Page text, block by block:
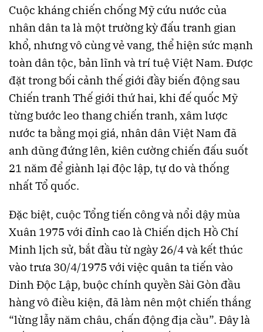
Cuộc kháng chiến chống Mỹ cứu nước của
nhân dân ta là một trường kỳ đấu tranh gian
khổ, nhưng vô cùng vẻ vang, thể hiện sức mạnh
toàn dân tộc, bản lĩnh và trí tuệ Việt Nam. Được
đặt trong bối cảnh thế giới đầy biến động sau
Chiến tranh Thế giới thứ hai, khi đế quốc Mỹ
từng bước leo thang chiến tranh, xâm lược
nước ta bằng mọi giá, nhân dân Việt Nam đã
anh dũng đứng lên, kiên cường chiến đấu suốt
21 năm để giành lại độc lập, tự do và thống
nhất Tổ quốc.
Đặc biệt, cuộc Tổng tiến công và nổi dậy mùa
Xuân 1975 với đỉnh cao là Chiến dịch Hồ Chí
Minh lịch sử, bắt đầu từ ngày 26/4 và kết thúc
vào trưa 30/4/1975 với việc quân ta tiến vào
Dinh Độc Lập, buộc chính quyền Sài Gòn đầu
hàng vô điều kiện, đã làm nên một chiến thắng
“lừng lẫy năm châu, chấn động địa cầu”. Đây là